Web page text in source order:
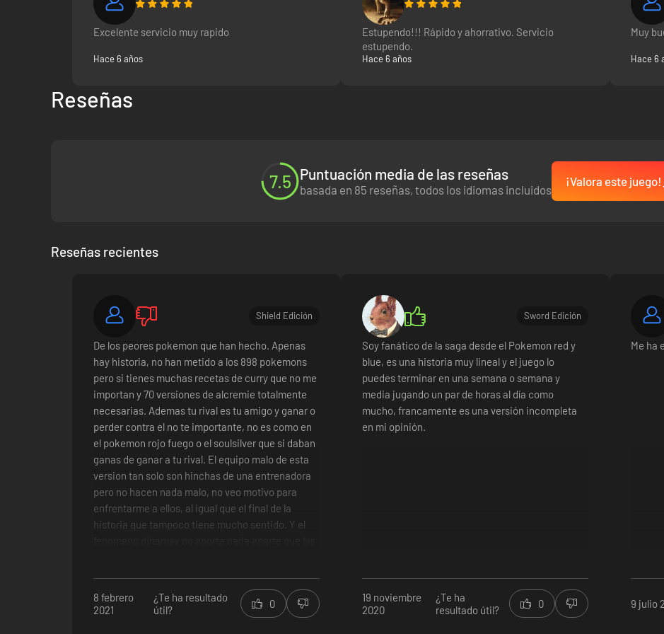
Excelente servicio muy rapido
Hace 6 años
Estupendo!!! Rápido y ahorrativo. Servicio
estupendo.
Hace 6 años
Muy
Hace 6
Reseñas
7.5 Puntuación media de las reseñas
basada en 85 reseñas, todos los idiomas incluidos
¡Valora este juego!
Reseñas recientes
Shield Edición
De los peores pokemon que han hecho. Apenas
hay historia, no han metido a los 898 pokemons
pero si tienes muchas recetas de curry que no me
importan y 70 versiones de alcremie totalmente
necesarias. Ademas tu rival es tu amigo y ganar o
perder contra el no te importante, no es como en
el pokemon rojo fuego o el soulsilver que si daban
ganas de ganar a tu rival. El equipo malo de esta
version tan solo son hinchas de una entrenadora
pero no hacen nada malo, no veo motivo para
enfrentarme a ellos, al igual que el final de la
historia que tampoco tiene mucho sentido. Y el
8 febrero
2021
¿Te ha resultado
útil?
0
Sword Edición
Soy fanático de la saga desde el Pokemon red y
blue, es una historia muy lineal y el juego lo
puedes terminar en una semana o semana y
media jugando un par de horas al día como
mucho, francamente es una versión incompleta
en mi opinión.
19 noviembre
2020
¿Te ha
resultado útil?
0
Me ha
9 julio